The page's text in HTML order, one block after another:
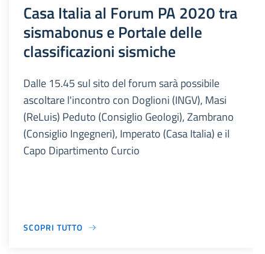
Casa Italia al Forum PA 2020 tra
sismabonus e Portale delle
classificazioni sismiche
Dalle 15.45 sul sito del forum sarà possibile
ascoltare l'incontro con Doglioni (INGV), Masi
(ReLuis) Peduto (Consiglio Geologi), Zambrano
(Consiglio Ingegneri), Imperato (Casa Italia) e il
Capo Dipartimento Curcio
SCOPRI TUTTO